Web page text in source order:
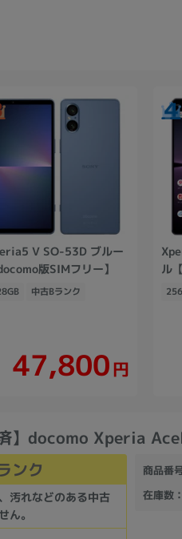
V SO-53D ブルー
版SIMフリー】
中古Bランク
47,800円
ル
済】docomo Xperia
ンク
汚れなどのある中古
ん。
商品番
在庫数